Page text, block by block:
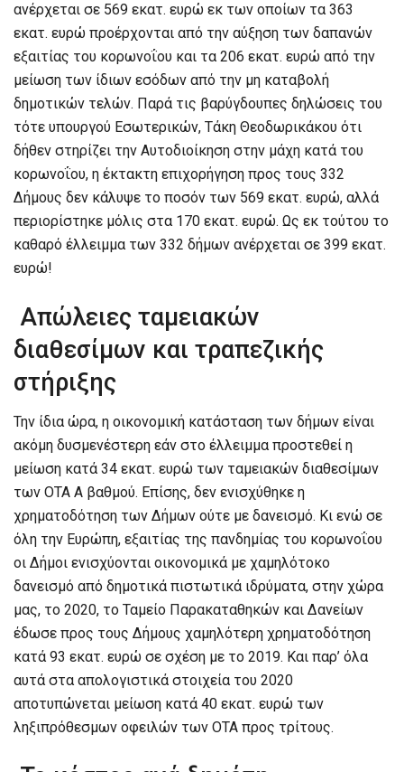
ανέρχεται σε 569 εκατ. ευρώ εκ των οποίων τα 363
εκατ. ευρώ προέρχονται από την αύξηση των δαπανών
εξαιτίας του κορωνοΐου και τα 206 εκατ. ευρώ από την
μείωση των ίδιων εσόδων από την μη καταβολή
δημοτικών τελών. Παρά τις βαρύγδουπες δηλώσεις του
τότε υπουργού Εσωτερικών, Τάκη Θεοδωρικάκου ότι
δήθεν στηρίζει την Αυτοδιοίκηση στην μάχη κατά του
κορωνοΐου, η έκτακτη επιχορήγηση προς τους 332
Δήμους δεν κάλυψε το ποσόν των 569 εκατ. ευρώ, αλλά
περιορίστηκε μόλις στα 170 εκατ. ευρώ. Ως εκ τούτου το
καθαρό έλλειμμα των 332 δήμων ανέρχεται σε 399 εκατ.
ευρώ!
Απώλειες ταμειακών
διαθεσίμων και τραπεζικής
στήριξης
Την ίδια ώρα, η οικονομική κατάσταση των δήμων είναι
ακόμη δυσμενέστερη εάν στο έλλειμμα προστεθεί η
μείωση κατά 34 εκατ. ευρώ των ταμειακών διαθεσίμων
των ΟΤΑ Α βαθμού. Επίσης, δεν ενισχύθηκε η
χρηματοδότηση των Δήμων ούτε με δανεισμό. Κι ενώ σε
όλη την Ευρώπη, εξαιτίας της πανδημίας του κορωνοΐου
οι Δήμοι ενισχύονται οικονομικά με χαμηλότοκο
δανεισμό από δημοτικά πιστωτικά ιδρύματα, στην χώρα
μας, το 2020, το Ταμείο Παρακαταθηκών και Δανείων
έδωσε προς τους Δήμους χαμηλότερη χρηματοδότηση
κατά 93 εκατ. ευρώ σε σχέση με το 2019. Και παρ’ όλα
αυτά στα απολογιστικά στοιχεία του 2020
αποτυπώνεται μείωση κατά 40 εκατ. ευρώ των
ληξιπρόθεσμων οφειλών των ΟΤΑ προς τρίτους.